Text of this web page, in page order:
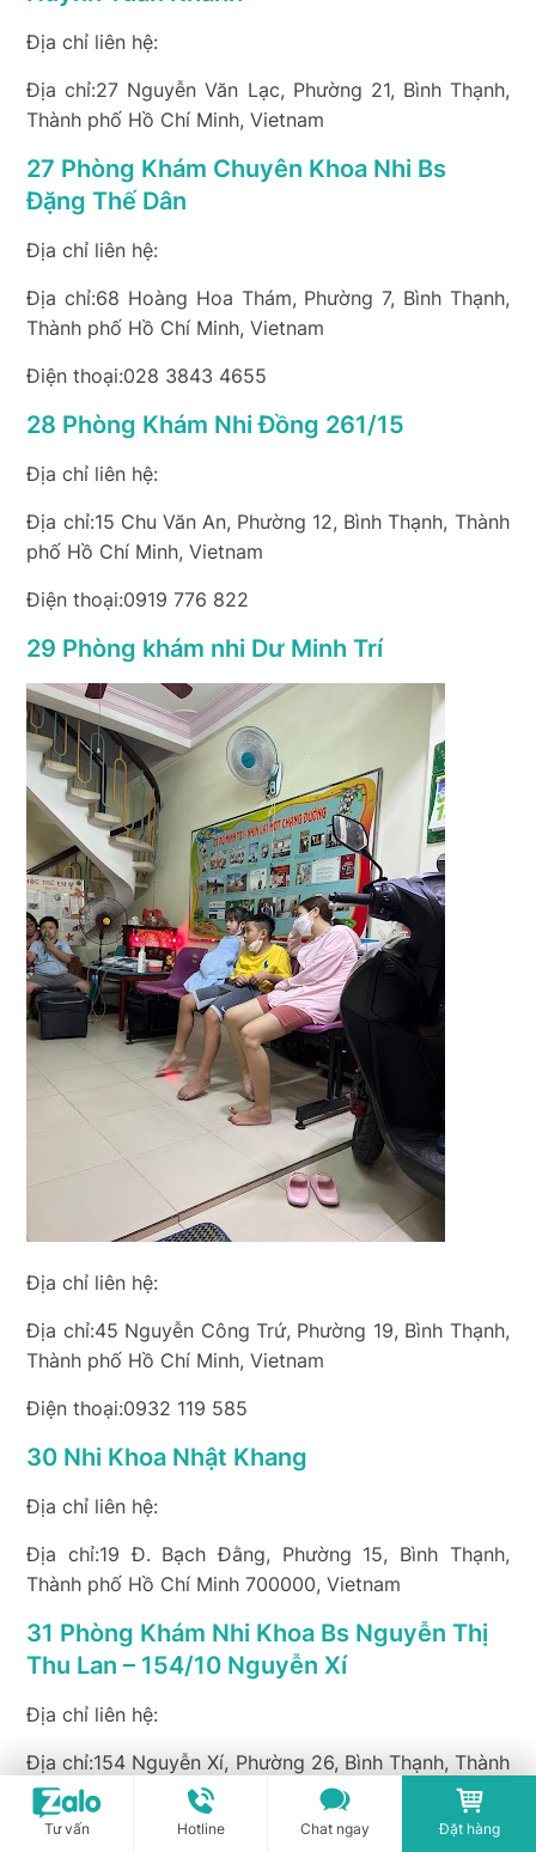
Địa chỉ liên hệ:
Địa chỉ:27 Nguyễn Văn Lạc, Phường 21, Bình Thạnh,
Thành phố Hồ Chí Minh, Vietnam
27 Phòng Khám Chuyên Khoa Nhi Bs
Đặng Thế Dân
Địa chỉ liên hệ:
Địa chỉ:68 Hoàng Hoa Thám, Phường 7, Bình Thạnh,
Thành phố Hồ Chí Minh, Vietnam
Điện thoại:028 3843 4655
28 Phòng Khám Nhi Đồng 261/15
Địa chỉ liên hệ:
Địa chỉ:15 Chu Văn An, Phường 12, Bình Thạnh, Thành
phố Hồ Chí Minh, Vietnam
Điện thoại:0919 776 822
29 Phòng khám nhi Dư Minh Trí
Địa chỉ liên hệ:
Địa chỉ:45 Nguyễn Công Trứ, Phường 19, Bình Thạnh,
Thành phố Hồ Chí Minh, Vietnam
Điện thoại:0932 119 585
30 Nhi Khoa Nhật Khang
Địa chỉ liên hệ:
Địa chỉ:19 Đ. Bạch Đằng, Phường 15, Bình Thạnh,
Thành phố Hồ Chí Minh 700000, Vietnam
31 Phòng Khám Nhi Khoa Bs Nguyễn Thị
Thu Lan – 154/10 Nguyễn Xí
Địa chỉ liên hệ:
Địa chỉ:154 Nguyễn Xí, Phường 26, Bình Thạnh, Thành
phố Hồ Chí Minh, Vietnam
Điện thoại:028 3511 0659
Tư vấn Hotline Chat ngay Đặt hàng